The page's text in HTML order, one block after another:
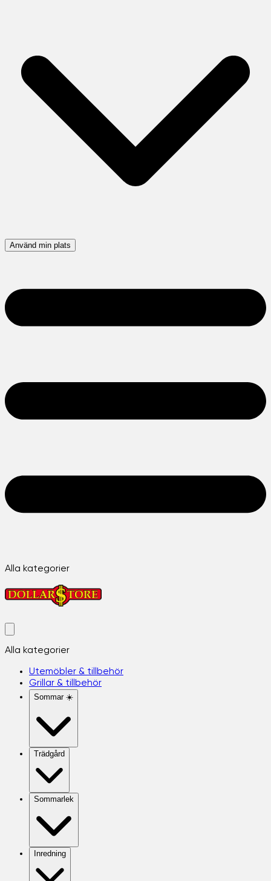
Använd min plats
Alla kategorier
Alla kategorier
Utemöbler & tillbehör
Grillar & tillbehör
Sommar ☀️
Trädgård
Sommarlek
Inredning